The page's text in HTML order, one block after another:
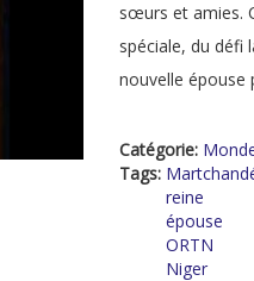
sœurs et amies.
spéciale, du défi
nouvelle épouse
Catégorie:
Tags:
reine
épouse
ORTN
Niger